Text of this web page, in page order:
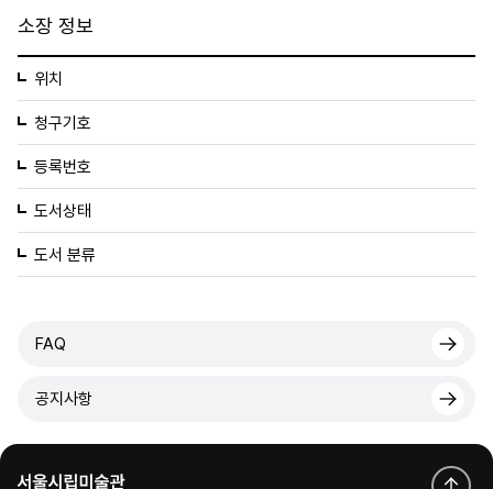
소장 정보
위치
청구기호
등록번호
도서상태
도서 분류
FAQ
공지사항